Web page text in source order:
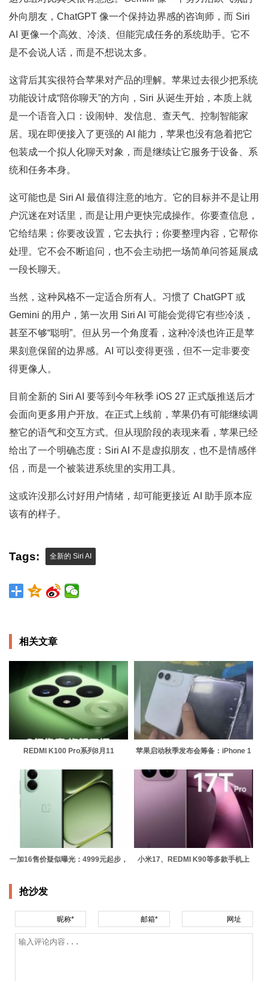
外向朋友，ChatGPT 像一个保持边界感的咨询师，而 Siri
AI 更像一个高效、冷淡、但能完成任务的系统助手。它不
是不会说人话，而是不想说太多。
这背后其实很符合苹果对产品的理解。苹果过去很少把系统
功能设计成“陪你聊天”的方向，Siri 从诞生开始，本质上就
是一个语音入口：设闹钟、发信息、查天气、控制智能家
居。现在即便接入了更强的 AI 能力，苹果也没有急着把它
包装成一个拟人化聊天对象，而是继续让它服务于设备、系
统和任务本身。
这可能也是 Siri AI 最值得注意的地方。它的目标并不是让用
户沉迷在对话里，而是让用户更快完成操作。你要查信息，
它给结果；你要改设置，它去执行；你要整理内容，它帮你
处理。它不会不断追问，也不会主动把一场简单问答延展成
一段长聊天。
当然，这种风格不一定适合所有人。习惯了 ChatGPT 或
Gemini 的用户，第一次用 Siri AI 可能会觉得它有些冷淡，
甚至不够“聪明”。但从另一个角度看，这种冷淡也许正是苹
果刻意保留的边界感。AI 可以变得更强，但不一定非要变
得更像人。
目前全新的 Siri AI 要等到今年秋季 iOS 27 正式版推送后才
会面向更多用户开放。在正式上线前，苹果仍有可能继续调
整它的语气和交互方式。但从现阶段的表现来看，苹果已经
给出了一个明确态度：Siri AI 不是虚拟朋友，也不是情感伴
侣，而是一个被装进系统里的实用工具。
这或许没那么讨好用户情绪，却可能更接近 AI 助手原本应
该有的样子。
Tags: 全新的 Siri AI
相关文章
REDMI K100 Pro系列8月11 苹果启动秋季发布会筹备：iPhone 1
一加16售价疑似曝光：4999元起步，
小米17、REDMI K90等多款手机上
抢沙发
昵称* 邮箱* 网址